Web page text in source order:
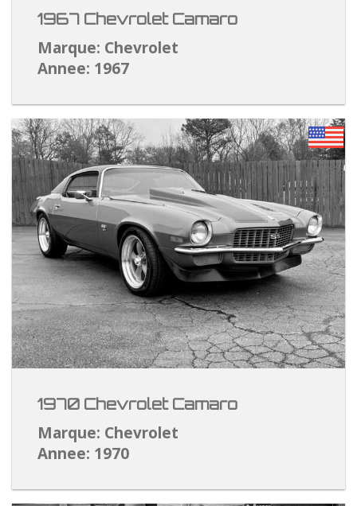
1967 Chevrolet Camaro
Marque: Chevrolet
Annee: 1967
1970 Chevrolet Camaro
Marque: Chevrolet
Annee: 1970